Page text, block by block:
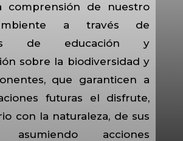
comprensión de nuestro
a través de
de educación y
sobre la biodiversidad y
que garanticen a
futuras el disfrute,
con la naturaleza, de sus
asumiendo acciones